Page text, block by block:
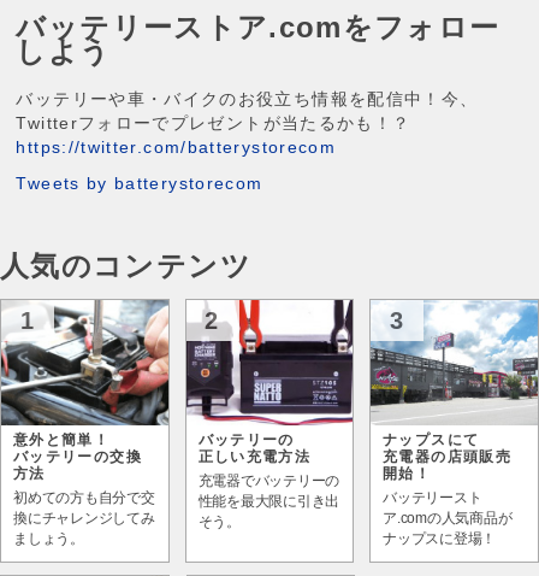
バッテリーストア.comをフォロー
しよう
バッテリーや車・バイクのお役立ち情報を配信中！今、
Twitterフォローでプレゼントが当たるかも！？
https://twitter.com/batterystorecom
Tweets by batterystorecom
人気のコンテンツ
1
意外と簡単！
バッテリーの交換
方法
初めての方も自分で交
換にチャレンジしてみ
ましょう。
2
バッテリーの
正しい充電方法
充電器でバッテリーの
性能を最大限に引き出
そう。
3
ナップスにて
充電器の店頭販売
開始！
バッテリースト
ア.comの人気商品が
ナップスに登場！